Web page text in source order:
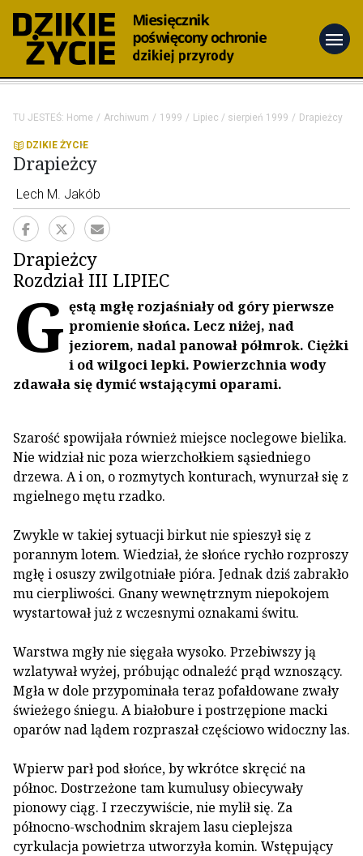
menu
TU JESTEŚ: Home Archiwum 1999 Lipiec / sierpień 1999 Drapieżcy
DZIKIE ŻYCIE
Drapieżcy
Lech M. Jakób
Drapieżcy
Rozdział III LIPIEC
G ęstą mgłę rozjaśniały od góry pierwsze
promienie słońca. Lecz niżej, nad
jeziorem, nadal panował półmrok. Ciężki
i od wilgoci lepki. Powierzchnia wody
zdawała się dymić wstającymi oparami.
Szarość spowijała również miejsce noclegowe bielika.
Nie widział nic poza wierzchołkiem sąsiedniego
drzewa. A i on, o rozmytych konturach, wynurzał się z
mgielnego mętu rzadko.
Zwykle w takiej sytuacji birkut nie spieszył się z
porannym lotem. Wiedział, że słońce rychło rozproszy
mgłę i osuszy zwilgotniałe pióra. Jednak dziś zabrakło
mu cierpliwości. Gnany wewnętrznym niepokojem
wystartował już z wczesnymi oznakami świtu.
Warstwa mgły nie sięgała wysoko. Przebiwszy ją
wzlatywał wyżej, próbując odnaleźć prąd wznoszący.
Mgła w dole przypominała teraz pofałdowane zwały
świeżego śniegu. A białobure i postrzępione macki
oparów nad lądem rozpraszał częściowo widoczny las.
Wpierw parł pod słońce, by wkrótce skręcić na
północ. Dostrzeżone tam kumulusy obiecywały
pionowy ciąg. I rzeczywiście, nie mylił się. Za
północno-wschodnim skrajem lasu cieplejsza
cyrkulacja powietrza utworzyła komin. Wstępujący